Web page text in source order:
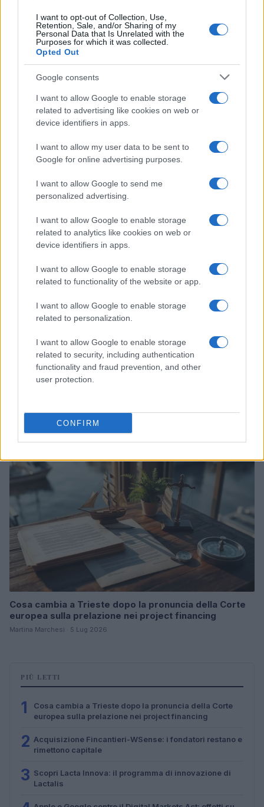
I want to opt-out of Collection, Use,
Retention, Sale, and/or Sharing of my
Personal Data that Is Unrelated with the
Purposes for which it was collected.
Opted Out
Google consents
I want to allow Google to enable storage
related to advertising like cookies on web or
device identifiers in apps.
I want to allow my user data to be sent to
Google for online advertising purposes.
I want to allow Google to send me
personalized advertising.
I want to allow Google to enable storage
related to analytics like cookies on web or
device identifiers in apps.
I want to allow Google to enable storage
related to functionality of the website or app.
I want to allow Google to enable storage
related to personalization.
I want to allow Google to enable storage
related to security, including authentication
functionality and fraud prevention, and other
user protection.
CONFIRM
donatori
Martina Marchesi · 10 Lug 2026
B2B NEWS
Linda Pellegrini · 7 Lug 2026
Cosa cambia a Trieste dopo la pronuncia della Corte
europea sulla prelazione nei project financing
Martina Marchesi · 5 Lug 2026
PIÙ LETTI
1
Cosa cambia a Trieste dopo la pronuncia della Corte
europea sulla prelazione nei project financing
2 Acquisizione Fincantieri-WSense: i fondatori restano e
rimettono capitale
3 Scopri Lacta Innova: il programma di innovazione di
Lactalis